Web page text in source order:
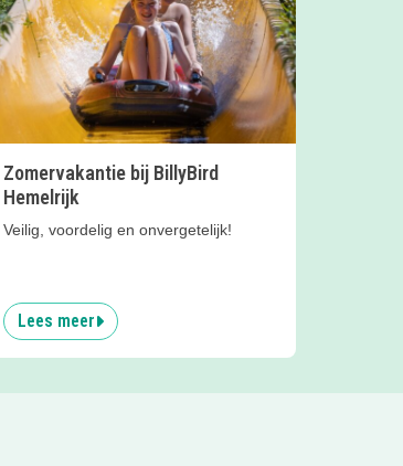
Zomervakantie bij BillyBird
Hemelrijk
Veilig, voordelig en onvergetelijk!
Lees meer